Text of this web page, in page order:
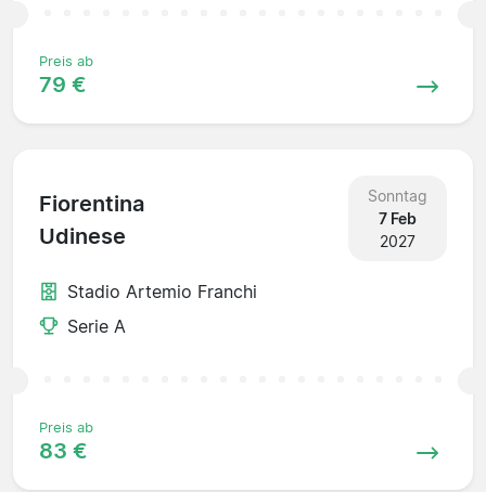
Preis ab
79 €
Fiorentina
Udinese
Sonntag
7 Feb
2027
Stadio Artemio Franchi
Serie A
Preis ab
83 €